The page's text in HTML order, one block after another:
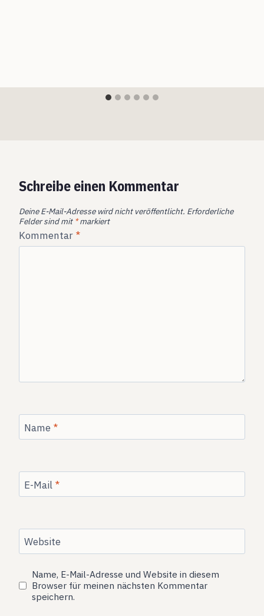
Schreibe einen Kommentar
Deine E-Mail-Adresse wird nicht veröffentlicht. Erforderliche
Felder sind mit *markiert
Kommentar *
Name *
E-Mail *
Website
Name, E-Mail-Adresse und Website in diesem
Browser für meinen nächsten Kommentar
speichern.